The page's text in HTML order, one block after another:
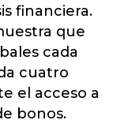
financiera.
que
cada
cuatro
el acceso a
bonos.